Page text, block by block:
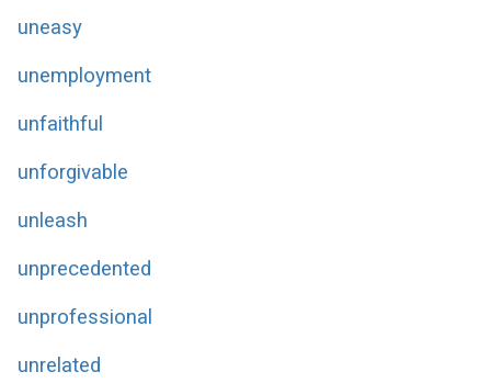
uneasy
unemployment
unfaithful
unforgivable
unleash
unprecedented
unprofessional
unrelated